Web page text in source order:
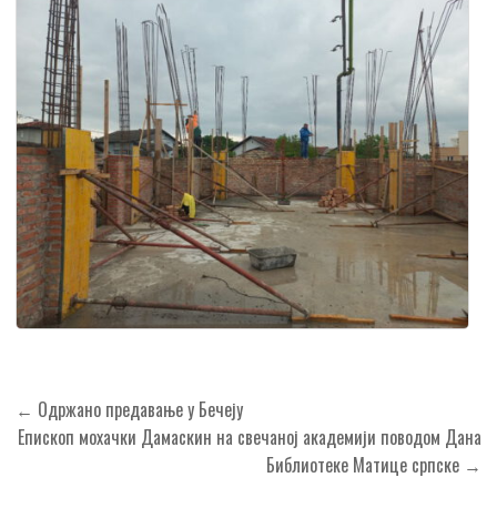
Кретање
чланка
← Одржано предавање у Бечеју
Епископ мохачки Дамаскин на свечаној академији поводом Дана
Библиотеке Матице српске →